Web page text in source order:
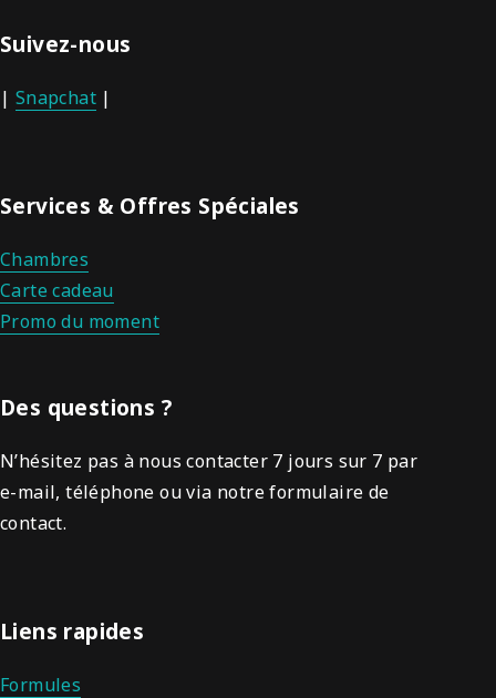
Suivez-nous
| Snapchat |
Services & Offres Spéciales
Chambres
Carte cadeau
Promo du moment
Des questions ?
N’hésitez pas à nous contacter 7 jours sur 7 par
e-mail, téléphone ou via notre formulaire de
contact.
Liens rapides
Formules